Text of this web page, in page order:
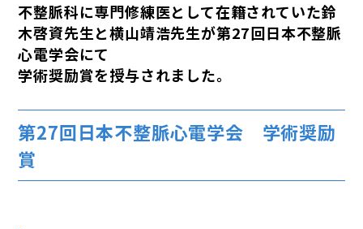
不整脈科に専門修練医として在籍されていた鈴
木啓資先生と横山靖浩先生が第27回日本不整脈
心電学会にて
学術奨励賞を授与されました。
第27回日本不整脈心電学会 学術奨励
賞